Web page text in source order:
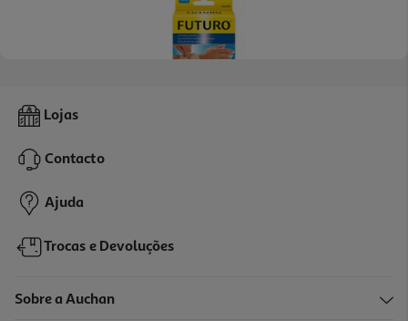
Suporte Futuro Punho Tamanho Único 1un
15,30 €
Lojas
Contacto
Ajuda
Trocas e Devoluções
Sobre a Auchan